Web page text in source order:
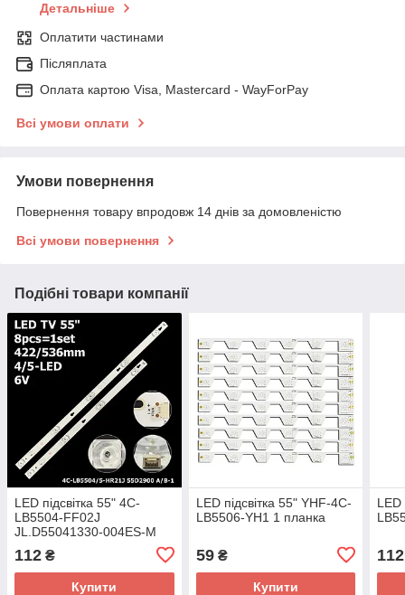
Детальніше
Оплатити частинами
Післяплата
Оплата картою Visa, Mastercard - WayForPay
Всі умови оплати
Умови повернення
Повернення товару впродовж 14 днів за домовленістю
Всі умови повернення
Подібні товари компанії
LED підсвітка 55" 4C-
LB5504-FF02J
JL.D55041330-004ES-M
112 ₴
Купити
LED підсвітка 55" YHF-4C-
LB5506-YH1 1 планка
59₴
Купити
LED
112